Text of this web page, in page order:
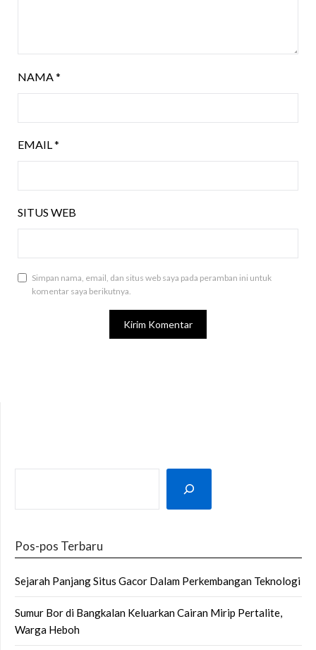
NAMA*
EMAIL*
SITUS WEB
Simpan nama, email, dan situs web saya pada peramban ini untuk
komentar saya berikutnya.
Pos-pos Terbaru
Sejarah Panjang Situs Gacor Dalam Perkembangan Teknologi
Sumur Bor di Bangkalan Keluarkan Cairan Mirip Pertalite,
Warga Heboh